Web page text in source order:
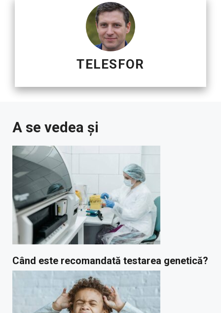
TELESFOR
A se vedea și
Când este recomandată testarea genetică?